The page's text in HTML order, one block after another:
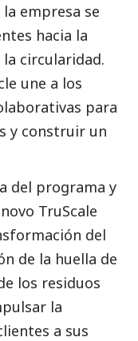
empresa se
hacia la
circularidad.
une a los
para
y construir un
del programa y
TruScale
del
de la huella de
los residuos
la
a sus